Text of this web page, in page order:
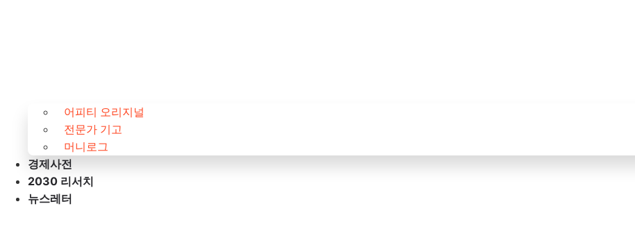
어피티 오리지널
전문가 기고
머니로그
경제사전
2030 리서치
뉴스레터